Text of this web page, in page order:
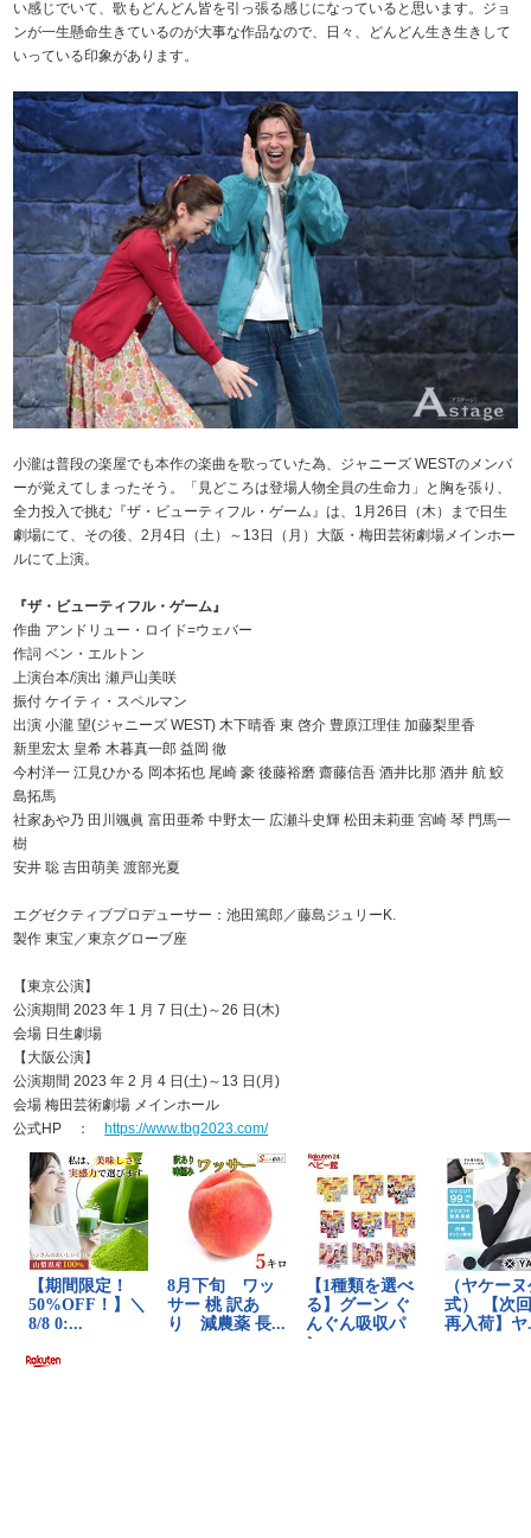
い感じでいて、歌もどんどん皆を引っ張る感じになっていると思います。ジョ
ンが一生懸命生きているのが大事な作品なので、日々、どんどん生き生きして
いっている印象があります。
小瀧は普段の楽屋でも本作の楽曲を歌っていた為、ジャニーズ WESTのメンバ
ーが覚えてしまったそう。「見どころは登場人物全員の生命力」と胸を張り、
全力投入で挑む『ザ・ビューティフル・ゲーム』は、1月26日（木）まで日生
劇場にて、その後、2月4日（土）～13日（月）大阪・梅田芸術劇場メインホー
ルにて上演。
『ザ・ビューティフル・ゲーム』
作曲 アンドリュー・ロイド=ウェバー
作詞 ベン・エルトン
上演台本/演出 瀬戸山美咲
振付 ケイティ・スペルマン
出演 小瀧 望(ジャニーズ WEST) 木下晴香 東 啓介 豊原江理佳 加藤梨里香
新里宏太 皇希 木暮真一郎 益岡 徹
今村洋一 江見ひかる 岡本拓也 尾崎 豪 後藤裕磨 齋藤信吾 酒井比那 酒井 航 鮫
島拓馬
社家あや乃 田川颯眞 富田亜希 中野太一 広瀬斗史輝 松田未莉亜 宮崎 琴 門馬一
樹
安井 聡 吉田萌美 渡部光夏
エグゼクティブプロデューサー：池田篤郎／藤島ジュリーK.
製作 東宝／東京グローブ座
【東京公演】
公演期間 2023 年 1 月 7 日(土)～26 日(木)
会場 日生劇場
【大阪公演】
公演期間 2023 年 2 月 4 日(土)～13 日(月)
会場 梅田芸術劇場 メインホール
公式HP ：https://www.tbg2023.com/